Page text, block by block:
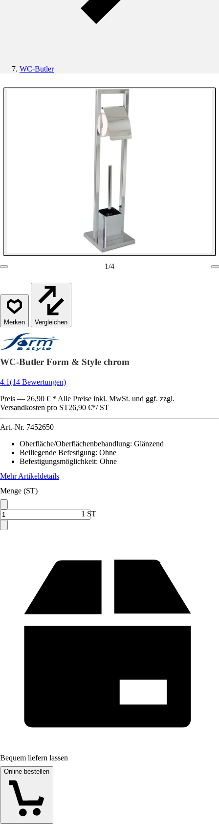
WC-Butler
1/4
Vergleichen
WC-Butler Form & Style chrom
4.1(14 Bewertungen)
Preis — 26,90 € * Alle Preise inkl. MwSt. und ggf. zzgl.
Versandkosten pro ST26,90 €*/ ST
Art.-Nr. 7452650
Oberfläche/Oberflächenbehandlung: Glänzend
Beiliegende Befestigung: Ohne
Befestigungsmöglichkeit: Ohne
Mehr Artikeldetails
Menge (ST)
1 ST
Bequem liefern lassen
Online bestellen